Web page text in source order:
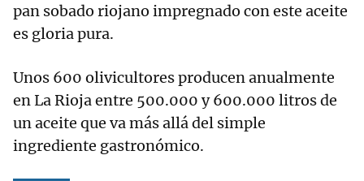
pan sobado riojano impregnado con este aceite
es gloria pura.
Unos 600 olivicultores producen anualmente
en La Rioja entre 500.000 y 600.000 litros de
un aceite que va más allá del simple
ingrediente gastronómico.